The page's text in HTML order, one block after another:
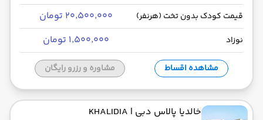
قیمت کودک بدون تخت (هرنفر) ۲۰٬۵۰۰٬۰۰۰ تومان
نوزاد ۱٬۵۰۰٬۰۰۰ تومان
مشاهده اقساط مشاوره و رزرو رایگان
خالدیا پالاس دبی | KHALIDIA